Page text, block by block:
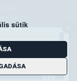
sütik
30.